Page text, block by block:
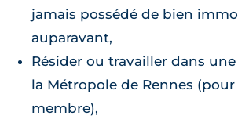
jamais possédé de bien
auparavant,
Résider ou travailler dans
la Métropole de Rennes
membre),